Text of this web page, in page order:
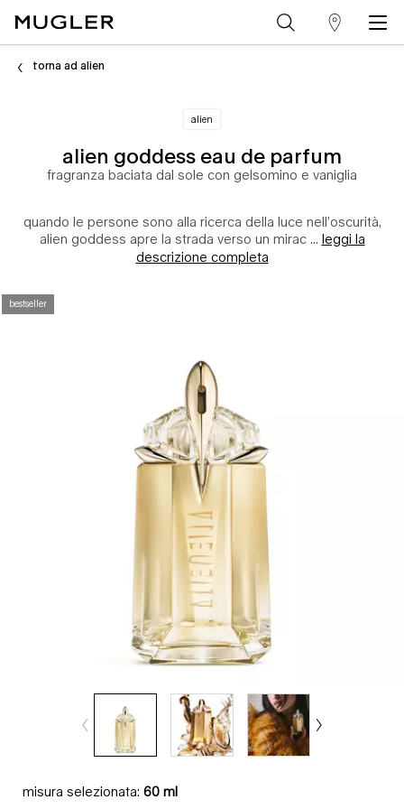
trova
torna ad alien
alien
alien goddess eau de parfum
fragranza baciata dal sole con gelsomino e vaniglia
quando le persone sono alla ricerca della luce nell’oscurità,
alien goddess apre la strada verso un mirac ... leggi la
descrizione completa
bestseller
misura selezionata: 60 ml